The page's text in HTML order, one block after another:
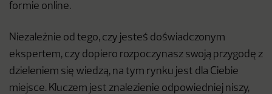
formie online.
Niezależnie od tego, czy jesteś doświadczonym
ekspertem, czy dopiero rozpoczynasz swoją przygodę z
dzieleniem się wiedzą, na tym rynku jest dla Ciebie
miejsce. Kluczem jest znalezienie odpowiedniej niszy,